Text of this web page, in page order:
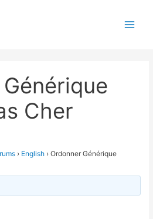
Cher
› English › Ordonner Générique